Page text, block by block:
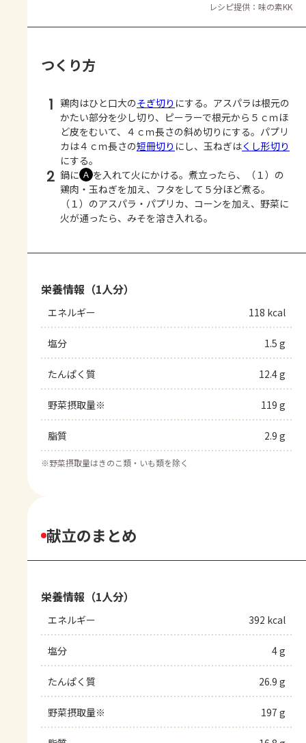
レシピ提供：味の素KK
つくり方
1 鶏肉はひと口大のそぎ切り にする。アスパラは根元の
かたい部分を少し切り、ピーラーで根元から５ｃｍほ
ど皮をむいて、４ｃｍ長さの斜め切りにする。パプリ
カは４ｃｍ長さの短冊切り にし、玉ねぎはくし形切り
にする。
2 鍋に Ａ を入れて火にかける。煮立ったら、（１）の
鶏肉・玉ねぎを加え、フタをして５分ほど煮る。
（１）のアスパラ・パプリカ、コーンを加え、野菜に
火が通ったら、みそを溶き入れる。
栄養情報（1人分）
エネルギー 118 kcal
塩分 1.5 g
たんぱく質 12.4 g
野菜摂取量※ 119 g
脂質 2.9 g
※野菜摂取量はきのこ類・いも類を除く
献立のまとめ
栄養情報（1人分）
エネルギー 392 kcal
塩分 4 g
たんぱく質 26.9 g
野菜摂取量※ 197 g